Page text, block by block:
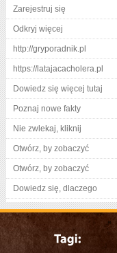
Zarejestruj się
Odkryj więcej
http://gryporadnik.pl
https://latajacacholera.pl
Dowiedz się więcej tutaj
Poznaj nowe fakty
Nie zwlekaj, kliknij
Otwórz, by zobaczyć
Otwórz, by zobaczyć
Dowiedz się, dlaczego